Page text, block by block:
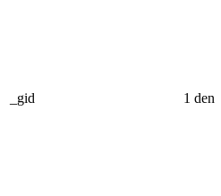
_gid 1 den